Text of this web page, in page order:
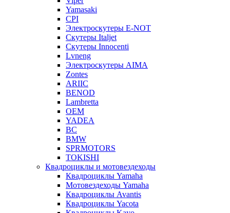
Yamasaki
CPI
Электроскутеры E-NOT
Скутеры Italjet
Скутеры Innocenti
Lvneng
Электроскутеры AIMA
Zontes
ARIIC
BENOD
Lambretta
OEM
YADEA
BC
BMW
SPRMOTORS
TOKISHI
Квадроциклы и мотовездеходы
Квадроциклы Yamaha
Мотовездеходы Yamaha
Квадроциклы Avantis
Квадроциклы Yacota